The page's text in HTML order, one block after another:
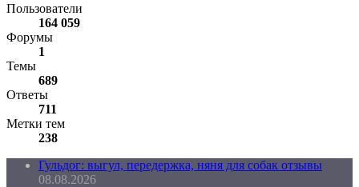
Пользователи
164 059
Форумы
1
Темы
689
Ответы
711
Метки тем
238
Гульдог: выгул, передержка, няня для собак отзывы
08.08.2026